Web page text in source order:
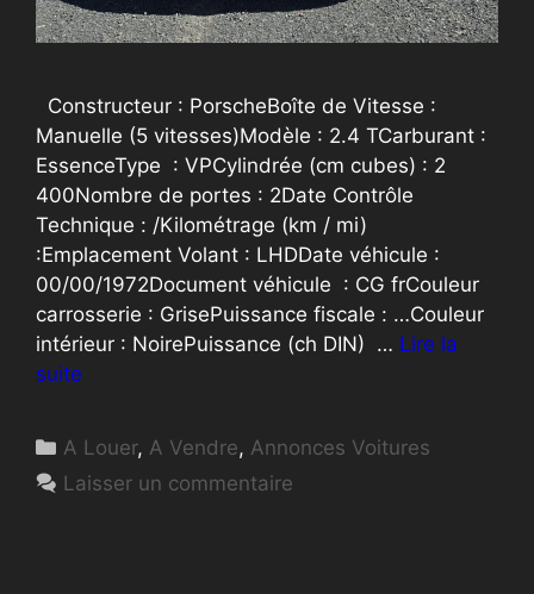
Constructeur : PorscheBoîte de Vitesse :
Manuelle (5 vitesses)Modèle : 2.4 TCarburant :
EssenceType : VPCylindrée (cm cubes) : 2
400Nombre de portes : 2Date Contrôle
Technique : /Kilométrage (km / mi)
:Emplacement Volant : LHDDate véhicule :
00/00/1972Document véhicule : CG frCouleur
carrosserie : GrisePuissance fiscale : …Couleur
intérieur : NoirePuissance (ch DIN) … Lire la
suite
Catégories
A Louer, A Vendre, Annonces Voitures
Laisser un commentaire